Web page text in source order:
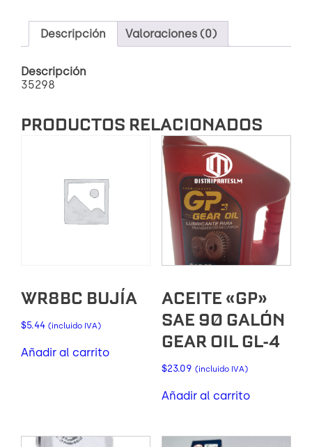
IVR-
12V
CHEVROLET
cantidad
Descripción Valoraciones (0)
Descripción
35298
PRODUCTOS RELACIONADOS
WR8BC BUJÍA
$5.44 (incluido IVA)
Añadir al carrito
ACEITE «GP»
SAE 90 GALÓN
GEAR OIL GL-4
$23.09 (incluido IVA)
Añadir al carrito